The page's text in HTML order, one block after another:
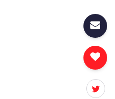
twitter